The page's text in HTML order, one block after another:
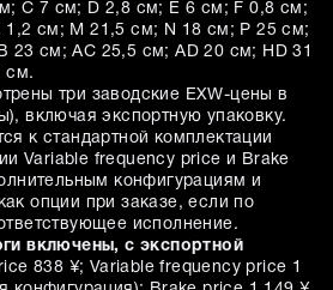
C 7 см; D 2,8 см; E 6 см; F 0,8 см;
см; M 21,5 см; N 18 см; P 25 см;
23 см; AC 25,5 см; AD 20 см; HD 31
см.
три заводские EXW-цены в
включая экспортную упаковку.
к стандартной комплектации
Variable frequency price и Brake
конфигурациям и
опции при заказе, если по
исполнение.
включены, с экспортной
838 ¥; Variable frequency price 1